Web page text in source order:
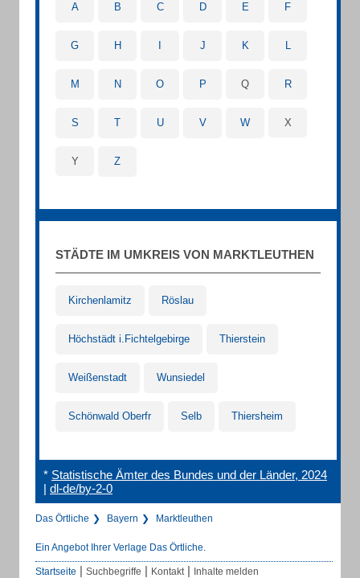
A B C D E F
G H J K L
M N O P Q R
S T U V W X
Y Z
STÄDTE IM UMKREIS VON MARKTLEUTHEN
Kirchenlamitz Röslau
Höchstädt i.Fichtelgebirge Thierstein
Weißenstadt Wunsiedel
Schönwald Oberfr Selb Thiersheim
* Statistische Ämter des Bundes und der Länder, 2024
| dl-de/by-2-0
Das Örtliche Bayern Marktleuthen
Ein Angebot Ihrer Verlage Das Örtliche.
Startseite | Suchbegriffe | Kontakt | Inhalte melden